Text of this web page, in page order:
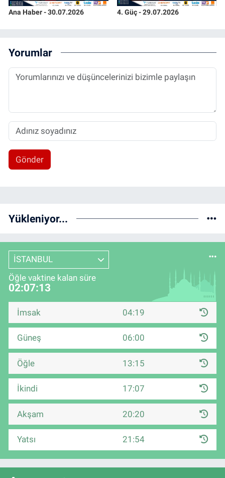
Ana Haber - 30.07.2026 4. Güç - 29.07.2026
Yorumlar
Gönder
Yükleniyor...
İSTANBUL
Öğle vaktine kalan süre
02:07:12
İmsak 04:19
Güneş 06:00
Öğle 13:15
İkindi 17:07
Akşam 20:20
Yatsı 21:54